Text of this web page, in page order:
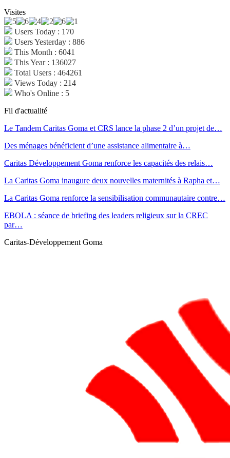
Visites
Users Today : 170
Users Yesterday : 886
This Month : 6041
This Year : 136027
Total Users : 464261
Views Today : 214
Who's Online : 5
Fil d'actualité
Le Tandem Caritas Goma et CRS lance la phase 2 d’un projet de…
Des ménages bénéficient d’une assistance alimentaire à…
Caritas Développement Goma renforce les capacités des relais…
La Caritas Goma inaugure deux nouvelles maternités à Rapha et…
La Caritas Goma renforce la sensibilisation communautaire contre…
EBOLA : séance de briefing des leaders religieux sur la CREC
par…
Caritas-Développement Goma